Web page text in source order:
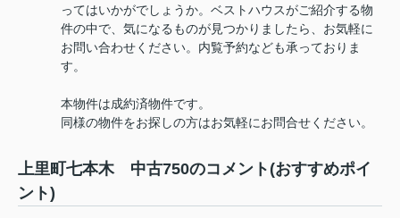
ってはいかがでしょうか。ベストハウスがご紹介する物
件の中で、気になるものが見つかりましたら、お気軽に
お問い合わせください。内覧予約なども承っておりま
す。
本物件は成約済物件です。
同様の物件をお探しの方はお気軽にお問合せください。
上里町七本木 中古750のコメント(おすすめポイ
ント)